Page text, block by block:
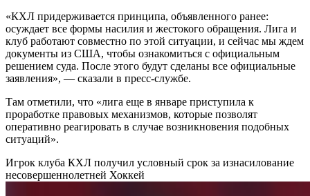
«КХЛ придерживается принципа, объявленного ранее:
осуждает все формы насилия и жестокого обращения. Лига и
клуб работают совместно по этой ситуации, и сейчас мы ждем
документы из США, чтобы ознакомиться с официальным
решением суда. После этого будут сделаны все официальные
заявления», — сказали в пресс-службе.
Там отметили, что «лига еще в январе приступила к
проработке правовых механизмов, которые позволят
оперативно реагировать в случае возникновения подобных
ситуаций».
Игрок клуба КХЛ получил условный срок за изнасилование
несовершеннолетней Хоккей